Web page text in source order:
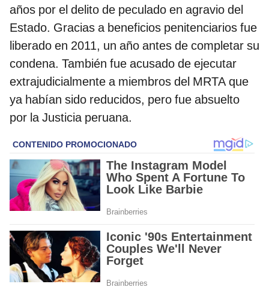
años por el delito de peculado en agravio del
Estado. Gracias a beneficios penitenciarios fue
liberado en 2011, un año antes de completar su
condena. También fue acusado de ejecutar
extrajudicialmente a miembros del MRTA que
ya habían sido reducidos, pero fue absuelto
por la Justicia peruana.